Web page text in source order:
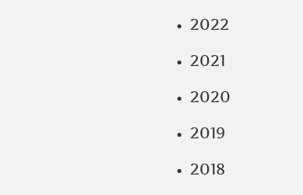
2022
2021
2020
2019
2018